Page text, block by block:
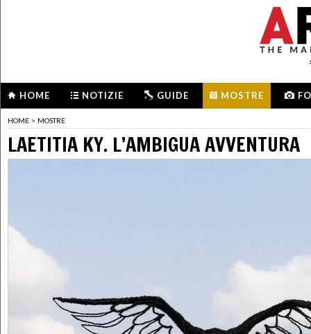
HOME NOTIZIE GUIDE MOSTRE
HOME > MOSTRE
LAETITIA KY. L’AMBIGUA AVVENTURA